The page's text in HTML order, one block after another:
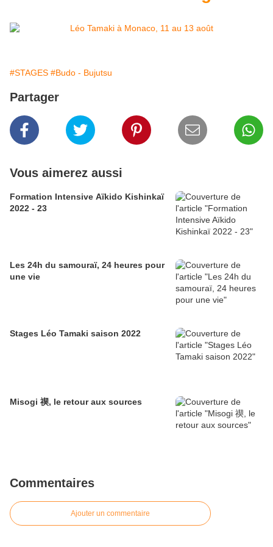
#STAGES #Budo - Bujutsu
Partager
Vous aimerez aussi
Formation Intensive Aïkido Kishinkaï
2022 - 23
Les 24h du samouraï, 24 heures pour
une vie
Stages Léo Tamaki saison 2022
Misogi 禊, le retour aux sources
Commentaires
Ajouter un commentaire